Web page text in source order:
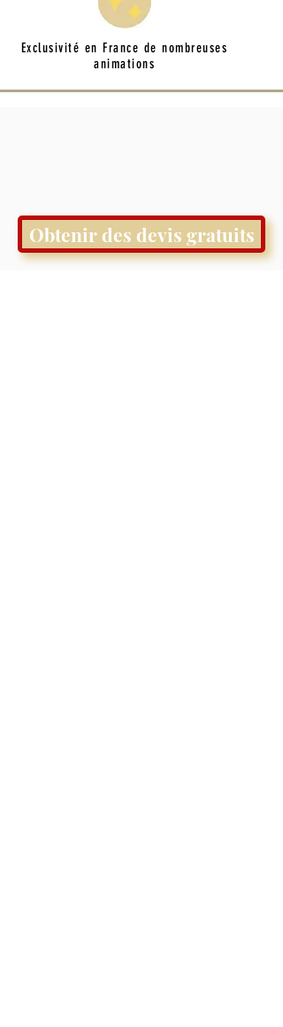
Exclusivité en France de nombreuses
animations
Obtenir des devis gratuits